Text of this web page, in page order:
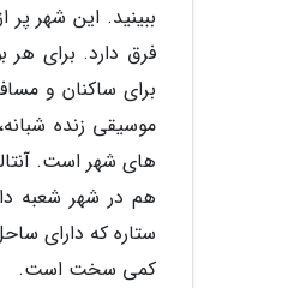
ببینید. این شهر
فرق دارد. برای
برای ساکنان و
موسیقی زنده
های شهر است.
ستاره که دارای
کمی سخت است.